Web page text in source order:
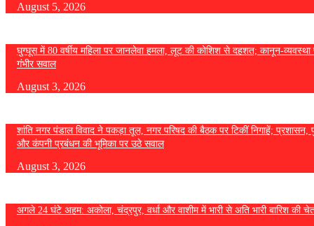
August 5, 2026
घुग्घूस में 80 वर्षीय महिला पर जानलेवा हमला, लूट की कोशिश से दहशत; कानून-व्यवस्था
गंभीर सवाल
August 3, 2026
शांति नगर पंडाल विवाद ने पकड़ा तूल, नगर परिषद की बैठक पर टिकीं निगाहें; प्रशासन,
और कंपनी प्रबंधन की भूमिका पर उठे सवाल
August 3, 2026
अगले 24 घंटे अहम: अकोला, चंद्रपुर, वर्धा और वाशीम में भारी से अति भारी बारिश की